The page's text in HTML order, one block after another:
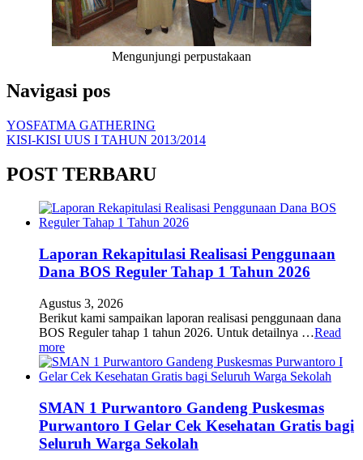
Mengunjungi perpustakaan
Navigasi pos
YOSFATMA GATHERING
KISI-KISI UUS I TAHUN 2013/2014
POST TERBARU
Laporan Rekapitulasi Realisasi Penggunaan
Dana BOS Reguler Tahap 1 Tahun 2026
Agustus 3, 2026
Berikut kami sampaikan laporan realisasi penggunaan dana
BOS Reguler tahap 1 tahun 2026. Untuk detailnya …Read
more
SMAN 1 Purwantoro Gandeng Puskesmas
Purwantoro I Gelar Cek Kesehatan Gratis bagi
Seluruh Warga Sekolah